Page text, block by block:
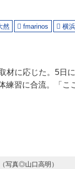
然 fmarinos
横
材に応じた。5日
練習に合流。「こ
写真◎山口高明）